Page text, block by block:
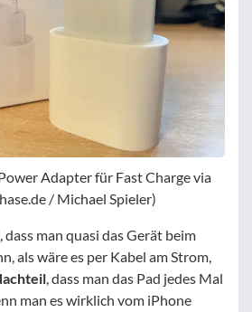
Adapter für Fast Charge via
/ Michael Spieler)
, dass man quasi das Gerät beim
als wäre es per Kabel am Strom,
, dass man das Pad jedes Mal
man es wirklich vom iPhone